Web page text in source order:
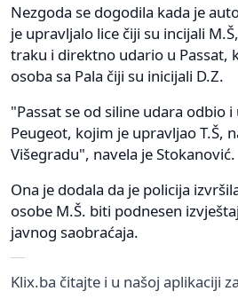
Nezgoda se dogodila kada je
je upravljalo lice čiji su incijali
traku i direktno udario u Passat,
osoba sa Pala čiji su inicijali D.Z.
"Passat se od siline udara odbio
Peugeot, kojim je upravljao T.Š,
Višegradu", navela je Stokanović.
Ona je dodala da je policija
osobe M.Š. biti podnesen
javnog saobraćaja.
Klix.ba čitajte i u našoj aplikaciji za